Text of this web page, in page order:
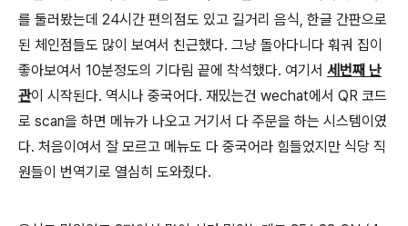
를 둘러봤는데 24시간 편의점도 있고 길거리 음식, 한글 간판으로
된 체인점들도 많이 보여서 친근했다. 그냥 돌아다니다 훠궈 집이
좋아보여서 10분정도의 기다림 끝에 착석했다. 여기서 세번째 난
관이 시작된다. 역시나 중국어다. 재밌는건 wechat에서 QR 코드
로 scan을 하면 메뉴가 나오고 거기서 다 주문을 하는 시스템이였
다. 처음이여서 잘 모르고 메뉴도 다 중국어라 힘들었지만 식당 직
원들이 번역기로 열심히 도와줬다.